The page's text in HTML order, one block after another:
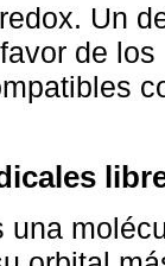
Un
de
una